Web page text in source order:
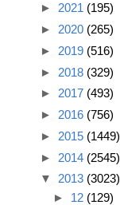
► 2021 (195)
► 2020 (265)
► 2019 (516)
► 2018 (329)
► 2017 (493)
► 2016 (756)
► 2015 (1449)
► 2014 (2545)
▼ 2013 (3023)
► 12 (129)